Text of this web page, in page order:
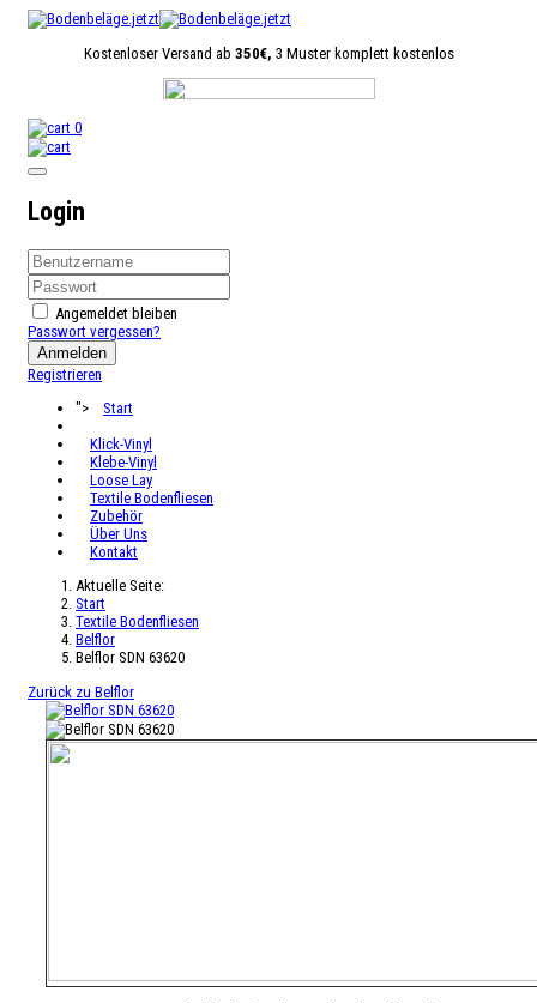
Kostenloser Versand ab 350€, 3 Muster komplett kostenlos
0
Login
Angemeldet bleiben
Passwort vergessen?
Anmelden
Registrieren
">
Start
Klick-Vinyl
Klebe-Vinyl
Loose Lay
Textile Bodenfliesen
Zubehör
Über Uns
Kontakt
Aktuelle Seite:
Start
Textile Bodenfliesen
Belflor
Belflor SDN 63620
Zurück zu Belflor